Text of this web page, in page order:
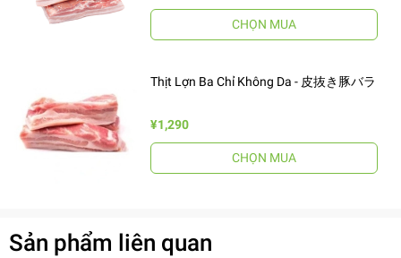
CHỌN MUA
Thịt Lợn Ba Chỉ Không Da - 皮抜き豚バラ
¥1,290
CHỌN MUA
Sản phẩm liên quan